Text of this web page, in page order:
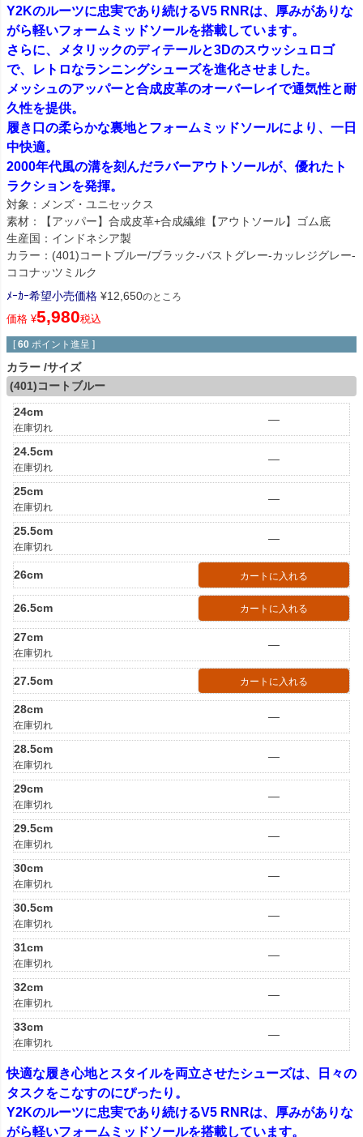
Y2Kのルーツに忠実であり続けるV5 RNRは、厚みがありな
がら軽いフォームミッドソールを搭載しています。
さらに、メタリックのディテールと3Dのスウッシュロゴ
で、レトロなランニングシューズを進化させました。
メッシュのアッパーと合成皮革のオーバーレイで通気性と耐
久性を提供。
履き口の柔らかな裏地とフォームミッドソールにより、一日
中快適。
2000年代風の溝を刻んだラバーアウトソールが、優れたト
ラクションを発揮。
対象：メンズ・ユニセックス
素材：【アッパー】合成皮革+合成繊維【アウトソール】ゴム底
生産国：インドネシア製
カラー：(401)コートブルー/ブラック-バストグレー-カッレジグレー-
ココナッツミルク
ﾒｰｶｰ希望小売価格 ¥12,650のところ
価格 ¥5,980税込
[ 60 ポイント進呈 ]
カラー サイズ
(401)コートブルー
24cm
在庫切れ
—
24.5cm
在庫切れ
—
25cm
在庫切れ
—
25.5cm
在庫切れ
—
26cm カートに入れる
26.5cm カートに入れる
27cm
在庫切れ
—
27.5cm カートに入れる
28cm
在庫切れ
—
28.5cm
在庫切れ
—
29cm
在庫切れ
—
29.5cm
在庫切れ
—
30cm
在庫切れ
—
30.5cm
在庫切れ
—
31cm
在庫切れ
—
32cm
在庫切れ
—
33cm
在庫切れ
—
快適な履き心地とスタイルを両立させたシューズは、日々の
タスクをこなすのにぴったり。
Y2Kのルーツに忠実であり続けるV5 RNRは、厚みがありな
がら軽いフォームミッドソールを搭載しています。